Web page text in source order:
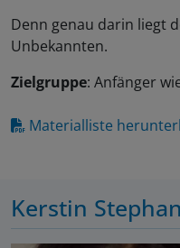
Denn genau darin liegt
Unbekannten.
Zielgruppe: Anfänger
Materialliste
Kerstin Stephan